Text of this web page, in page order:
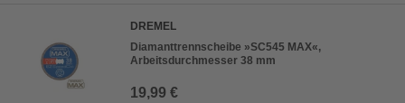
DREMEL
Diamanttrennscheibe »SC545 MAX«,
Arbeitsdurchmesser 38 mm
19,99 €